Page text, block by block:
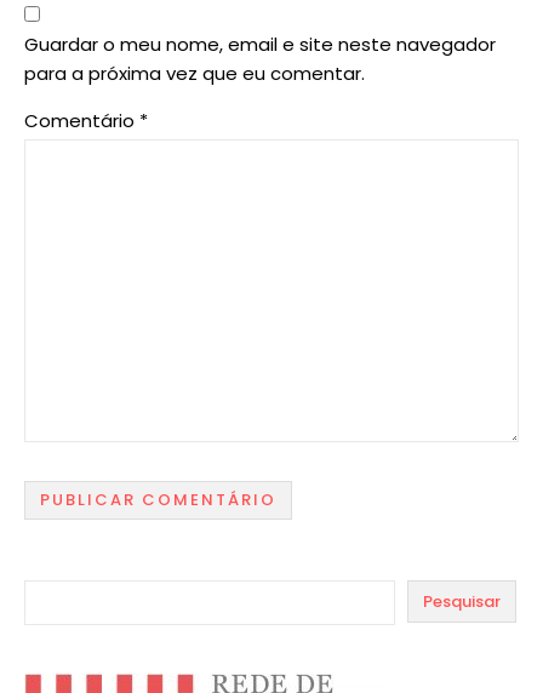
Guardar o meu nome, email e site neste navegador
para a próxima vez que eu comentar.
Comentário *
Pesquisar